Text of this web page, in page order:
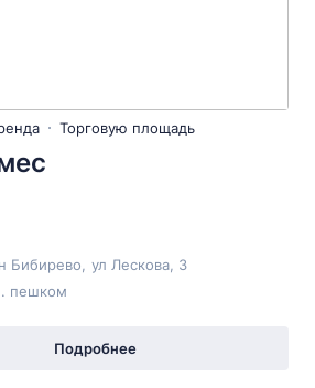
Торговую площадь
Бибирево ул Лескова , 3
пешком
Подробнее